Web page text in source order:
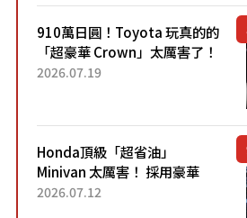
了！...
910萬日圓！Toyota 玩真的的
「超豪華 Crown」太厲害了！
採用由「匠人技藝」打造的
2026.07.19
Honda頂級「超省油」
Minivan 太厲害！ 採用豪華
「真皮座椅」與專屬「黑色內
2026.07.12